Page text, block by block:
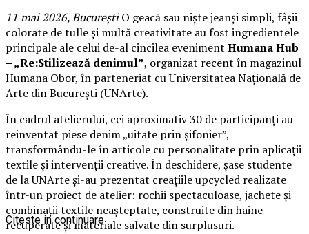
11 mai 2026, BucureștiO geacă sau niște jeanși simpli, fâșii
colorate de tulle și multă creativitate au fost ingredientele
principale ale celui de-al cincilea eveniment Humana Hub
– „Re:Stilizează denimul”, organizat recent în magazinul
Humana Obor, în parteneriat cu Universitatea Națională de
Arte din București (UNArte).
În cadrul atelierului, cei aproximativ 30 de participanți au
reinventat piese denim „uitate prin șifonier”,
transformându-le în articole cu personalitate prin aplicații
textile și intervenții creative. În deschidere, șase studente
de la UNArte și-au prezentat creațiile upcycled realizate
într-un proiect de atelier: rochii spectaculoase, jachete și
combinații textile neașteptate, construite din haine
recuperate și materiale salvate din surplusuri.
Citeste in continuare